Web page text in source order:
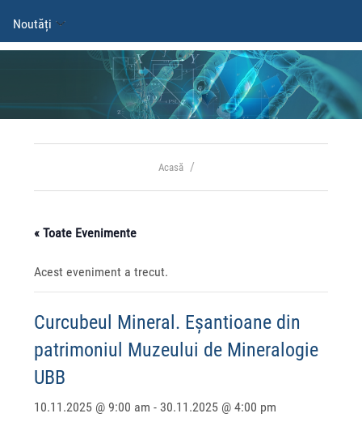
Noutăți
Acasă
« Toate Evenimente
Acest eveniment a trecut.
Curcubeul Mineral. Eșantioane din
patrimoniul Muzeului de Mineralogie
UBB
10.11.2025 @ 9:00 am - 30.11.2025 @ 4:00 pm